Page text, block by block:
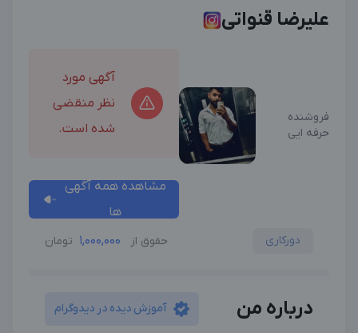
علیرضا قنواتی
فروشنده
حرفه ایی
آگهی مورد
نظر منقضی
شده است.
مشاهده همه آگهی
ها
دورکاری حقوق از 1,000,000 تومان
درباره من آموزش دیده در دیدوگرام